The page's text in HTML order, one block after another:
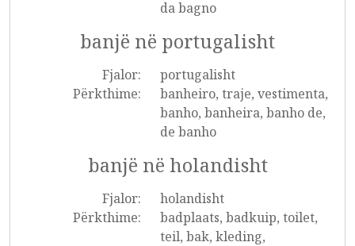
da bagno
banjë në portugalisht
Fjalor:
portugalisht
Përkthime:
banheiro, traje, vestimenta,
banho, banheira, banho de,
de banho
banjë në holandisht
Fjalor:
holandisht
Përkthime:
badplaats, badkuip, toilet,
teil, bak, kleding,